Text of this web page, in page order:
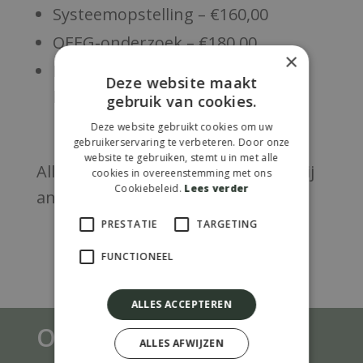
Systeemopstelling – €160,00
QEEG-onderzoek – €180,00
behandeling
Alle tarieven zijn inclusief btw, tenzij
anders vermeld.
Onze gegevens
×
Deze website maakt
gebruik van cookies.
Deze website gebruikt cookies om uw
gebruikerservaring te verbeteren. Door onze
website te gebruiken, stemt u in met alle
cookies in overeenstemming met ons
Cookiebeleid. Lees verder
PRESTATIE TARGETING
FUNCTIONEEL
ALLES ACCEPTEREN
ALLES AFWIJZEN